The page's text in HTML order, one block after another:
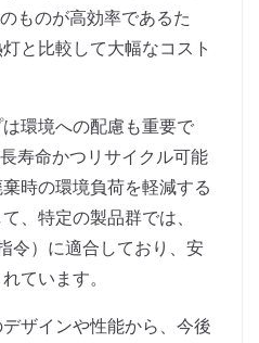
ものが高効率であるた
と比較して大幅なコスト
環境への配慮も重要で
寿命かつリサイクル可能
時の環境負荷を軽減する
、特定の製品群では、
令）に適合しており、安
ています。
ザインや性能から、今後